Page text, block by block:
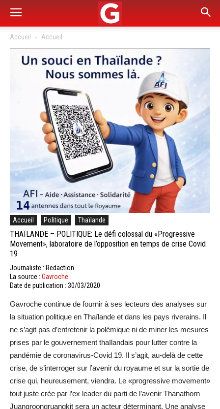
Accueil Accueil
Accueil Politique Thaïlande
THAÏLANDE – POLITIQUE: Le défi colossal du «Progressive
Movement», laboratoire de l’opposition en temps de crise Covid
19
Journaliste : Redaction
La source : Gavroche
Date de publication : 30/03/2020
Gavroche continue de fournir à ses lecteurs des analyses sur
la situation politique en Thaïlande et dans les pays riverains. Il
ne s’agit pas d’entretenir la polémique ni de miner les mesures
prises par le gouvernement thaïlandais pour lutter contre la
pandémie de coronavirus-Covid 19. Il s’agit, au-delà de cette
crise, de s’interroger sur l’avenir du royaume et sur la sortie de
crise qui, heureusement, viendra. Le «progressive movement»
tout juste crée par l’ex leader du parti de l’avenir Thanathorn
Juangroongruangkit sera un acteur déterminant. Une analyse